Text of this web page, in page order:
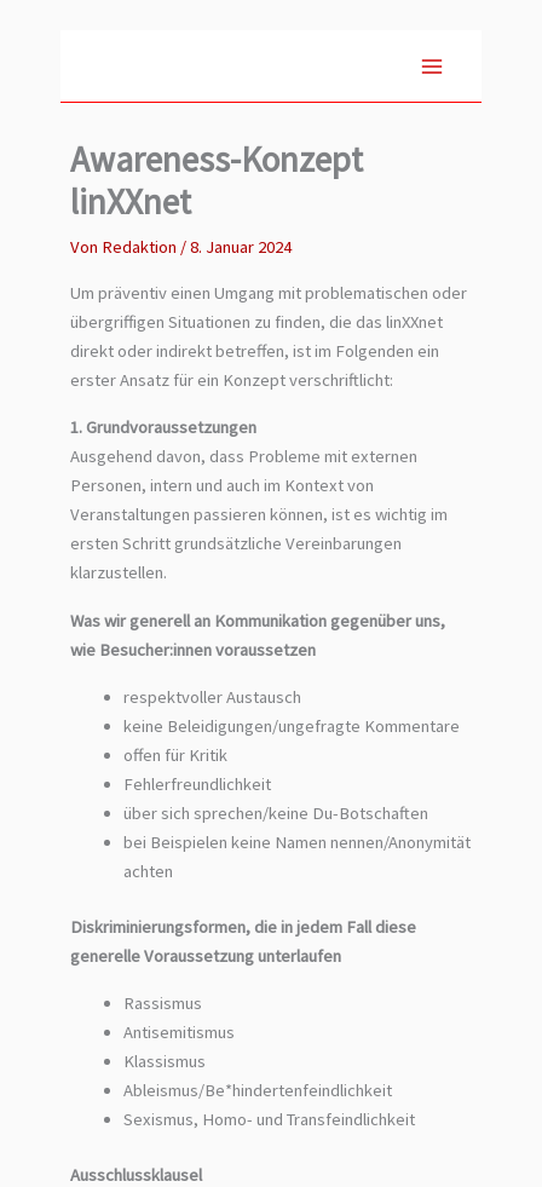
springen
Awareness-Konzept
linXXnet
Von Redaktion /8. Januar 2024
Um präventiv einen Umgang mit problematischen oder
übergriffigen Situationen zu finden, die das linXXnet
direkt oder indirekt betreffen, ist im Folgenden ein
erster Ansatz für ein Konzept verschriftlicht:
1. Grundvoraussetzungen
Ausgehend davon, dass Probleme mit externen
Personen, intern und auch im Kontext von
Veranstaltungen passieren können, ist es wichtig im
ersten Schritt grundsätzliche Vereinbarungen
klarzustellen.
Was wir generell an Kommunikation gegenüber uns,
wie Besucher:innen voraussetzen
respektvoller Austausch
keine Beleidigungen/ungefragte Kommentare
offen für Kritik
Fehlerfreundlichkeit
über sich sprechen/keine Du-Botschaften
bei Beispielen keine Namen nennen/Anonymität
achten
Diskriminierungsformen, die in jedem Fall diese
generelle Voraussetzung unterlaufen
Rassismus
Antisemitismus
Klassismus
Ableismus/Be*hindertenfeindlichkeit
Sexismus, Homo- und Transfeindlichkeit
Ausschlussklausel